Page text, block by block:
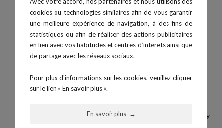
cookies ou technologies similaires afin de vous garantir
une meilleure expérience de navigation, à des fins de
statistiques ou afin de réaliser des actions publicitaires
en lien avec vos habitudes et centres d’intérêts ainsi que
de partage avec les réseaux sociaux.
Pour plus d'informations sur les cookies, veuillez cliquer
sur le lien « En savoir plus ».
En savoir plus →
Tapis Roulant GT3
Option environnement Mooky